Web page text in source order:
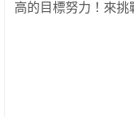
高的目標努力！來挑